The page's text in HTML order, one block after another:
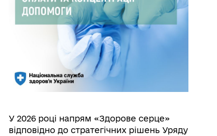
У 2026 році напрям «Здорове серце»
відповідно до стратегічних рішень Уряду